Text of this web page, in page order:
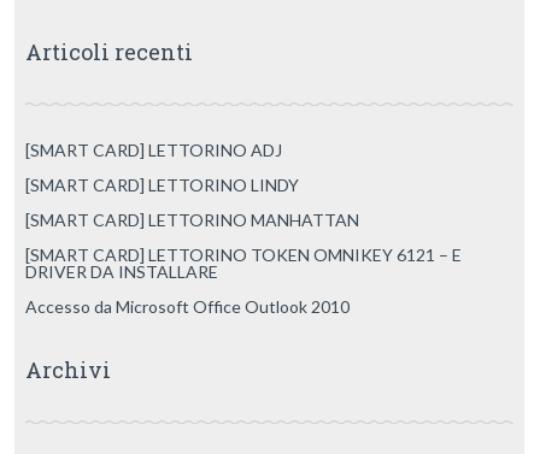
Articoli recenti
[SMART CARD] LETTORINO ADJ
[SMART CARD] LETTORINO LINDY
[SMART CARD] LETTORINO MANHATTAN
[SMART CARD] LETTORINO TOKEN OMNIKEY 6121 – E
DRIVER DA INSTALLARE
Accesso da Microsoft Office Outlook 2010
Archivi